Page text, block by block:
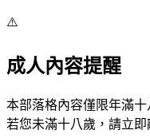
⚠️
成人內容提醒
本部落格內容僅限年滿十
若您未滿十八歲，請立即